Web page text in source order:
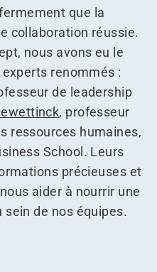
que la
collaboration réussie.
nous avons eu le
renommés :
de leadership
, professeur
ressources humaines,
School. Leurs
précieuses et
aider à nourrir une
sein de nos équipes.